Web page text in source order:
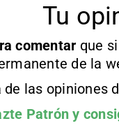
Tu
comentar que
de la
las opiniones
Patrón y